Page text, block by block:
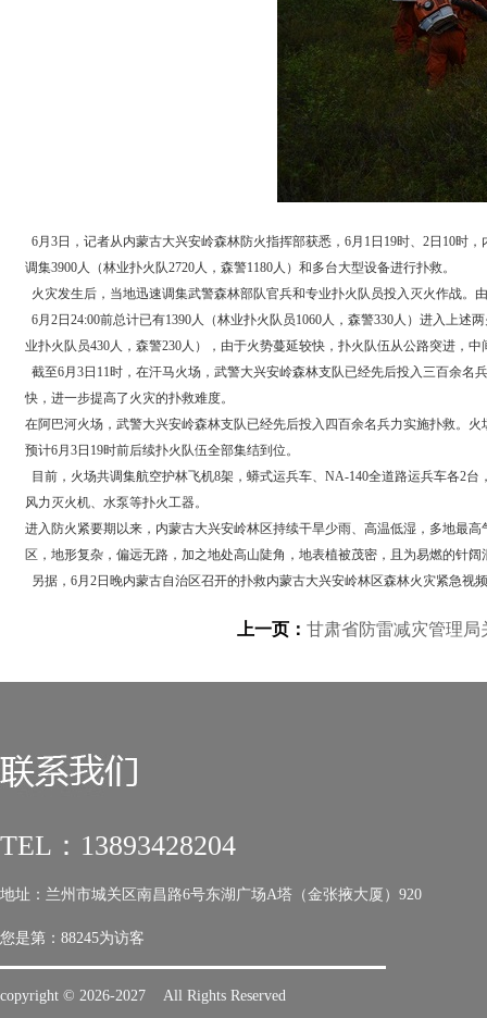
6月3日，记者从内蒙古大兴安岭森林防火指挥部获悉，6月1日19时、2日10时
调集3900人（林业扑火队2720人，森警1180人）和多台大型设备进行扑救。
火灾发生后，当地迅速调集武警森林部队官兵和专业扑火队员投入灭火作战
6月2日24:00前总计已有1390人（林业扑火队员1060人，森警330人）进入上
业扑火队员430人，森警230人），由于火势蔓延较快，扑火队伍从公路突进，
截至6月3日11时，在汗马火场，武警大兴安岭森林支队已经先后投入三百余
快，进一步提高了火灾的扑救难度。
在阿巴河火场，武警大兴安岭森林支队已经先后投入四百余名兵力实施扑救。
预计6月3日19时前后续扑火队伍全部集结到位。
目前，火场共调集航空护林飞机8架，蟒式运兵车、NA-140全道路运兵车各2
风力灭火机、水泵等扑火工器。
进入防火紧要期以来，内蒙古大兴安岭林区持续干旱少雨、高温低湿，多地最
区，地形复杂，偏远无路，加之地处高山陡角，地表植被茂密，且为易燃的针
另据，6月2日晚内蒙古自治区召开的扑救内蒙古大兴安岭林区森林火灾紧急
上一页： 甘肃省防雷减灾管理局
TEL：13893428204
地址：兰州市城关区南昌路6号东湖广场A塔（金张掖大厦）920
您是第： 88245为访客
copyright © 2026-2027 All Rights Reserved